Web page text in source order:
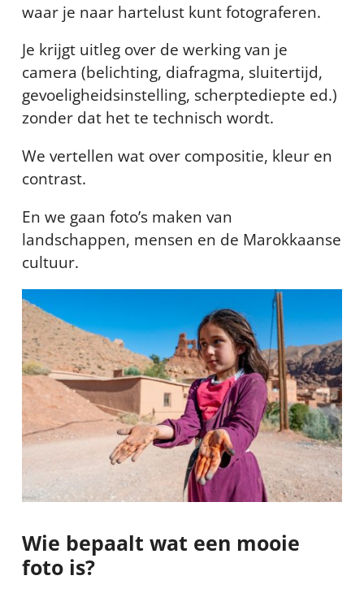
waar je naar hartelust kunt fotograferen.
Je krijgt uitleg over de werking van je
camera (belichting, diafragma, sluitertijd,
gevoeligheidsinstelling, scherptediepte ed.)
zonder dat het te technisch wordt.
We vertellen wat over compositie, kleur en
contrast.
En we gaan foto’s maken van
landschappen, mensen en de Marokkaanse
cultuur.
Wie bepaalt wat een mooie
foto is?